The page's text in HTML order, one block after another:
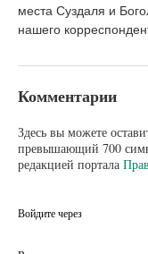
места Суздаля и
нашего
Комментарии
Здесь вы можете
превышающий 700
редакцией портала
Войдите через